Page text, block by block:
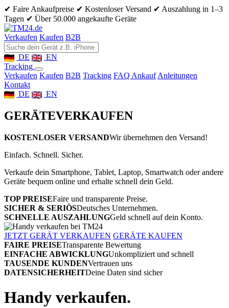
✔ Faire Ankaufpreise ✔ Kostenloser Versand ✔ Auszahlung in 1–3
Tagen ✔ Über 50.000 angekaufte Geräte
Verkaufen Kaufen B2B
DE
EN
Tracking
Verkaufen Kaufen B2B Tracking FAQ Ankauf Anleitungen
Kontakt
DE
EN
GERÄTEVERKAUFEN
KOSTENLOSER VERSANDWir übernehmen den Versand!
Einfach. Schnell. Sicher.
Verkaufe dein Smartphone, Tablet, Laptop, Smartwatch oder andere
Geräte bequem online und erhalte schnell dein Geld.
TOP PREISEFaire und transparente Preise.
SICHER & SERIÖSDeutsches Unternehmen.
SCHNELLE AUSZAHLUNGGeld schnell auf dein Konto.
JETZT GERÄT VERKAUFEN GERÄTE KAUFEN
FAIRE PREISETransparente Bewertung
EINFACHE ABWICKLUNGUnkompliziert und schnell
TAUSENDE KUNDENVertrauen uns
DATENSICHERHEITDeine Daten sind sicher
Handy verkaufen.